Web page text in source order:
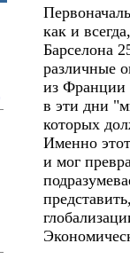
как и
Барселона
различные
из Франции
в эти дни
которых
Именно
и мог